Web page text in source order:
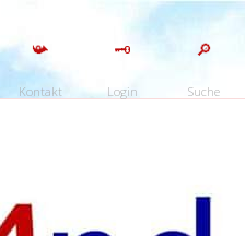
📯
Kontakt
🗝️
Login
🔎
Suche